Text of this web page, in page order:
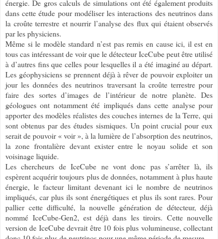
énergie. De gros calculs de simulations ont été également produits
dans cette étude pour modéliser les interactions des neutrinos dans
la croûte terrestre et nourrir l’analyse des flux qui étaient observés
par les physiciens.
Même si le modèle standard n’est pas remis en cause ici, il est en
tous cas intéressant de voir que le détecteur IceCube peut être utilisé
à d’autres fins que celles pour lesquelles il a été imaginé au départ.
Les géophysiciens se prennent déjà à rêver de pouvoir exploiter un
jour les données des neutrinos traversant la croûte terrestre pour
faire des sortes d’images de l’intérieur de notre planète. Des
géologues ont notamment été impliqués dans cette analyse pour
apporter des modèles réalistes des couches internes de la Terre, qui
sont obtenus par des études sismiques. Un point crucial pour eux
serait de pouvoir « voir », à la lumière de l’absorption des neutrinos,
la zone frontalière devant exister entre le noyau solide et son
voisinage liquide.
Les chercheurs de IceCube ne vont donc pas s’arrêter là, ils
espèrent acquérir toujours plus de données, notamment à plus haute
énergie, le facteur limitant devenant ici le nombre de neutrinos
impliqués, car plus ils sont énergétiques et plus ils sont rares. Pour
pallier cette difficulté, la nouvelle génération de détecteur, déjà
nommé IceCube-Gen2, est déjà dans les tiroirs. Cette nouvelle
version de IceCube devrait être 10 fois plus volumineuse, collectant